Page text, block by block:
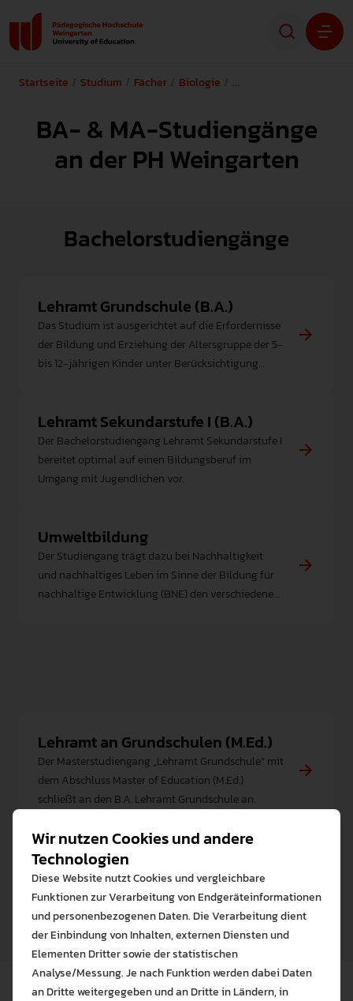
Forschung
STUDIERENDE
ALUMNI
GEBÄRDENSPRACHE
Startseite Studium Fächer Biologie BA- & MA-
BA- & MA-Studiengänge
an der PH Weingarten
Bachelorstudiengänge
Lehramt Grundschule (B.A.)
Das Studium ist ausgerichtet auf die Erfordernisse
der Bildung und Erziehung der Altersgruppe der 5-
bis 12-jährigen Kinder unter Berücksichtigung
Lehramt Sekundarstufe I (B.A.)
Der Bachelorstudiengang Lehramt Sekundarstufe I
bereitet optimal auf einen Bildungsberuf im
Umgang mit Jugendlichen vor.
Umweltbildung
Der Studiengang trägt dazu bei Nachhaltigkeit
und nachhaltiges Leben im Sinne der Bildung für
nachhaltige Entwicklung (BNE) den verschiedenen
Lehramt an Grundschulen (M.Ed.)
Der Masterstudiengang „Lehramt Grundschule“ mit
dem Abschluss Master of Education (M.Ed.)
schließt an den B.A. Lehramt Grundschule an.
Lehramt Sekundarstufe I (M.Ed.)
Der Masterstudiengang „Lehramt Sekundarstufe I”
mit dem Abschluss Master of Education (M.Ed.)
schließt an den B.A. Lehramt Sekundarstufe I an
Wir nutzen Cookies und andere
Technologien
Diese Website nutzt Cookies und vergleichbare
Funktionen zur Verarbeitung von Endgeräteinformationen
und personenbezogenen Daten. Die Verarbeitung dient
der Einbindung von Inhalten, externen Diensten und
Elementen Dritter sowie der statistischen
Analyse/Messung. Je nach Funktion werden dabei Daten
an Dritte weitergegeben und an Dritte in Ländern, in